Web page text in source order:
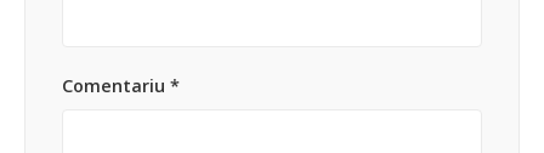
Comentariu *